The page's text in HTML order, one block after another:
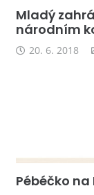
Mladý
národním
20. 6. 2018
Pébéčko